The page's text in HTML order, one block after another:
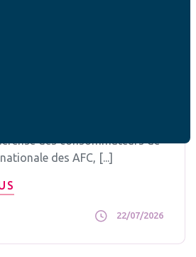
des AFC, [...]
22/07/2026